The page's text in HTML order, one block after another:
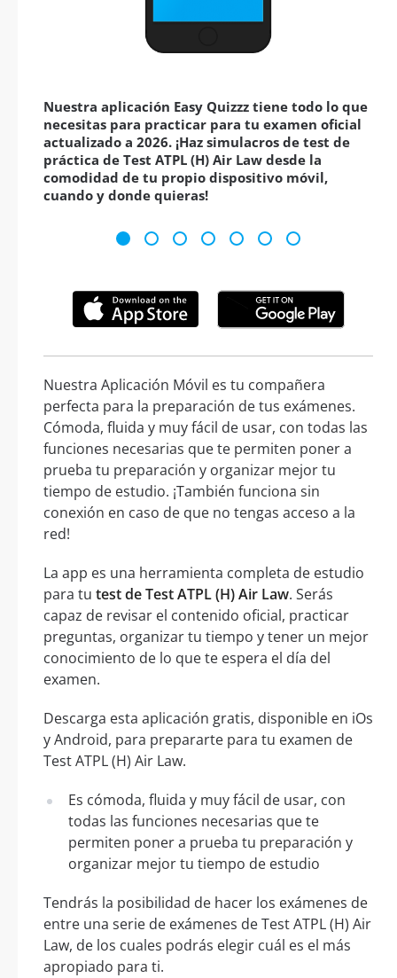
Nuestra aplicación Easy Quizzz tiene todo lo que
necesitas para practicar para tu examen oficial
actualizado a 2026. ¡Haz simulacros de test de
práctica de Test ATPL (H) Air Law desde la
comodidad de tu propio dispositivo móvil,
cuando y donde quieras!
Nuestra Aplicación Móvil es tu compañera
perfecta para la preparación de tus exámenes.
Cómoda, fluida y muy fácil de usar, con todas las
funciones necesarias que te permiten poner a
prueba tu preparación y organizar mejor tu
tiempo de estudio. ¡También funciona sin
conexión en caso de que no tengas acceso a la
red!
La app es una herramienta completa de estudio
para tu test de Test ATPL (H) Air Law. Serás
capaz de revisar el contenido oficial, practicar
preguntas, organizar tu tiempo y tener un mejor
conocimiento de lo que te espera el día del
examen.
Descarga esta aplicación gratis, disponible en iOs
y Android, para prepararte para tu examen de
Test ATPL (H) Air Law.
Es cómoda, fluida y muy fácil de usar, con
todas las funciones necesarias que te
permiten poner a prueba tu preparación y
organizar mejor tu tiempo de estudio
Tendrás la posibilidad de hacer los exámenes de
entre una serie de exámenes de Test ATPL (H) Air
Law, de los cuales podrás elegir cuál es el más
apropiado para ti.